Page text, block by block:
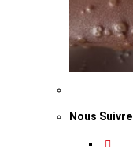
Nous Suivre